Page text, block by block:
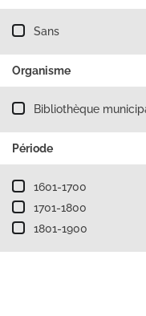
Filtre les
Sans
Organisme
Filtre les
Bibliothèque
Période
Filtre les
1601-1700
1701-1800
1801-1900